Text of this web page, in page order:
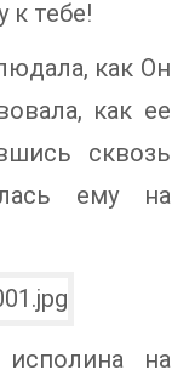
к тебе!
как Он
как ее
сквозь
ему на
на